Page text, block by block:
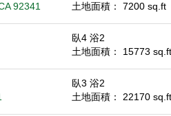
92341
土地面積： 7200 sq.ft
臥4 浴2
土地面積： 15773 sq.ft
臥3 浴2
土地面積： 22170 sq.ft